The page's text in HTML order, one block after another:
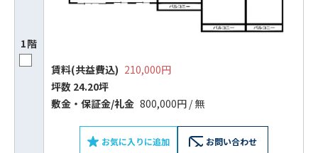
1階
賃料(共益費込) 210,000円
坪数 24.20坪
敷⾦‧保証⾦/礼⾦ 800,000円 / 無
お気に入りに追加 お問い合わせ